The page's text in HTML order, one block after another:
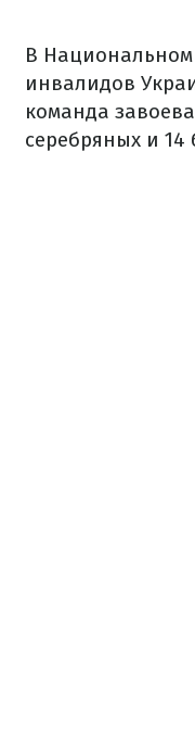
В Национальном
инвалидов
команда
серебряных и